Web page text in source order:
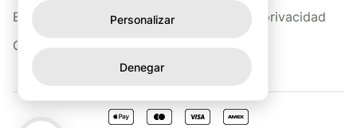
Blog
Contacto
Política de privacidad
Personalizar
Denegar